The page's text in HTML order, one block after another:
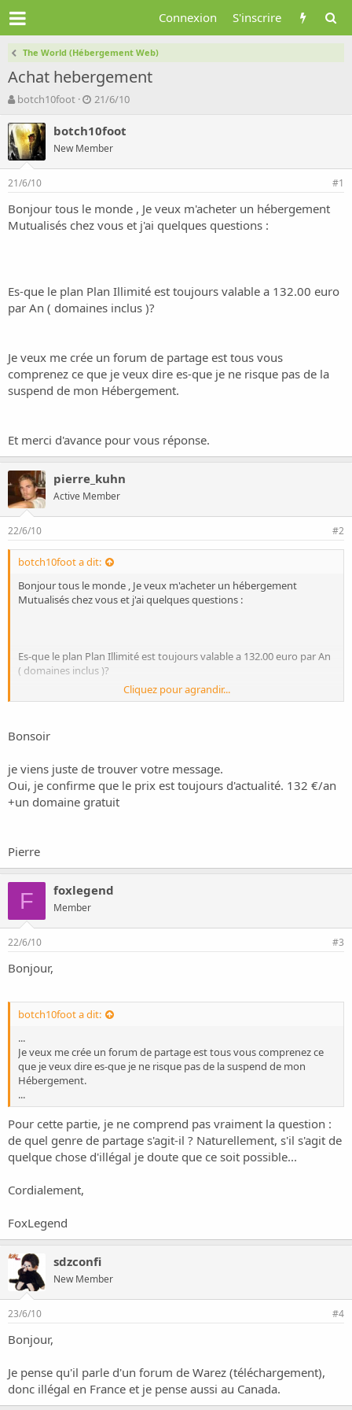
Connexion S'inscrire
The World (Hébergement Web)
Achat hebergement
A
t
e
u
r
d
l
a
u
s
o
botch10foot
D
t
d
e
b
u
21/6/10
botch10foot
New Member
21/6/10 #1
Bonjour tous le monde , Je veux m'acheter un hébergement
Mutualisés chez vous et j'ai quelques questions :
Es-que le plan Plan Illimité est toujours valable a 132.00 euro
par An ( domaines inclus )?
Je veux me crée un forum de partage est tous vous
comprenez ce que je veux dire es-que je ne risque pas de la
suspend de mon Hébergement.
Et merci d'avance pour vous réponse.
pierre_kuhn
Active Member
22/6/10 #2
botch10foot a dit:
Bonjour tous le monde , Je veux m'acheter un hébergement
Mutualisés chez vous et j'ai quelques questions :
Es-que le plan Plan Illimité est toujours valable a 132.00 euro par An
( domaines inclus )?
Hébergement.
Et merci d'avance pour vous réponse.
Cliquez pour agrandir...
Bonsoir
je viens juste de trouver votre message.
Oui, je confirme que le prix est toujours d'actualité. 132 €/an
+un domaine gratuit
Pierre
F foxlegend
Member
22/6/10 #3
Bonjour,
botch10foot a dit:
...
Je veux me crée un forum de partage est tous vous comprenez ce
que je veux dire es-que je ne risque pas de la suspend de mon
Hébergement.
...
Pour cette partie, je ne comprend pas vraiment la question :
de quel genre de partage s'agit-il ? Naturellement, s'il s'agit de
quelque chose d'illégal je doute que ce soit possible...
Cordialement,
FoxLegend
sdzconfi
New Member
23/6/10 #4
Bonjour,
Je pense qu'il parle d'un forum de Warez (téléchargement),
donc illégal en France et je pense aussi au Canada.